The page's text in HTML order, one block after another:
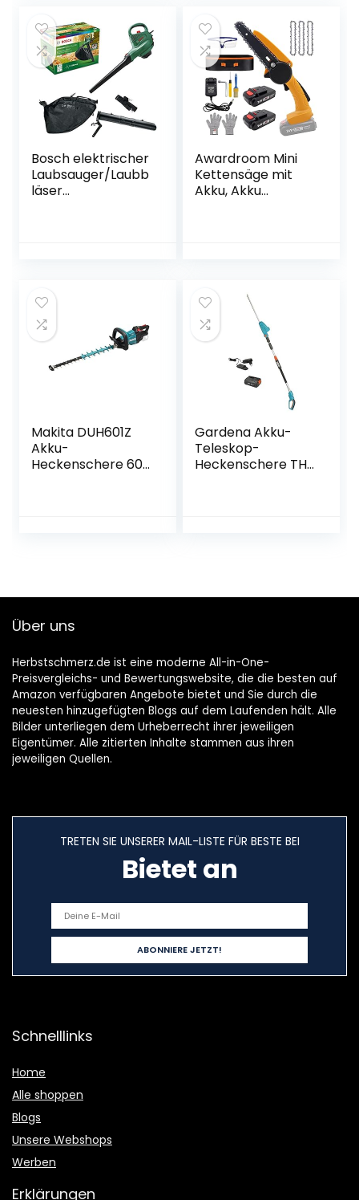
mit dem Kärcher
18-V-Akku, ohne
Akku
Bosch elektrischer
Laubsauger/Laubb
läser
Saugen und
Häckseln von Laub,
im Karton)
Awardroom Mini
Kettensäge mit
Akku, Akku
Kettensäge for
Holz und Garten
(Inkl. 2 x Batterien,
3 x Ketten), Gelb
Makita DUH601Z
Akku-
Heckenschere 60
Gardena Akku-
Teleskop-
Heckenschere THS
Kopf, inkl. 18V P4A
Über uns
Herbstschmerz.de ist eine moderne All-in-One-
Preisvergleichs- und Bewertungswebsite, die die besten auf
Amazon verfügbaren Angebote bietet und Sie durch die
neuesten hinzugefügten Blogs auf dem Laufenden hält. Alle
Bilder unterliegen dem Urheberrecht ihrer jeweiligen
Eigentümer. Alle zitierten Inhalte stammen aus ihren
jeweiligen Quellen.
TRETEN SIE UNSERER MAIL-LISTE FÜR BESTE BEI
Bietet an
Schnelllinks
Home
Alle shoppen
Blogs
Unsere Webshops
Werben
Erklärungen